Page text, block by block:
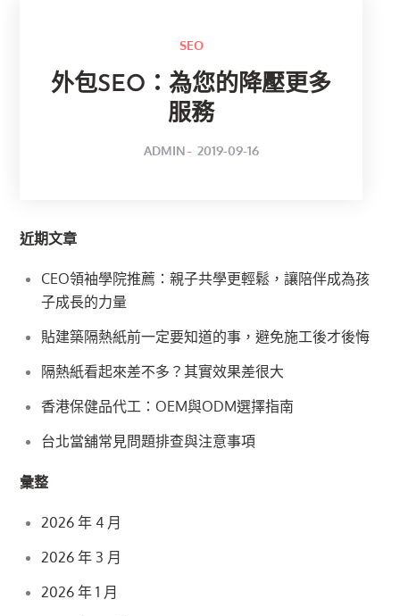
SEO
外包SEO：為您的降壓更多
服務
ADMIN
POSTED
2019-09-16
近期文章
CEO領袖學院推薦：親子共學更輕鬆，讓陪伴成為孩
子成長的力量
貼建築隔熱紙前一定要知道的事，避免施工後才後悔
隔熱紙看起來差不多？其實效果差很大
香港保健品代工：OEM與ODM選擇指南
台北當舖常見問題排查與注意事項
彙整
2026 年 4 月
2026 年 3 月
2026 年 1 月